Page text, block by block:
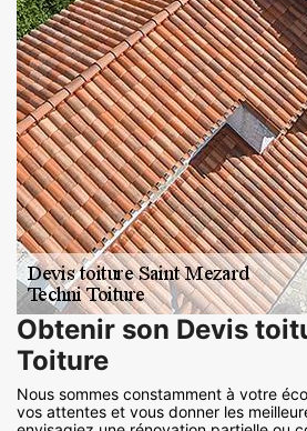
Obtenir son Devis
Toiture
Nous sommes constamment à votre
vos attentes et vous donner les